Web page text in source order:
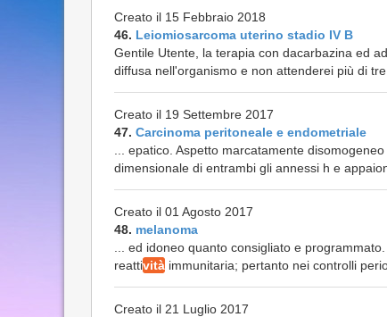
Creato il 15 Febbraio 2018
46. Leiomiosarcoma uterino stadio IV B
Gentile Utente, la terapia con dacarbazina ed
diffusa nell'organismo e non attenderei più di
Creato il 19 Settembre 2017
47. Carcinoma peritoneale e endometriale
... epatico. Aspetto marcatamente
dimensionale di entrambi gli annessi h e
Creato il 01 Agosto 2017
48. melanoma
... ed idoneo quanto consigliato e
reattività immunitaria; pertanto nei controlli
Creato il 21 Luglio 2017